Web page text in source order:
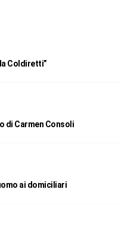
Coldiretti”
di Carmen Consoli
ai domiciliari